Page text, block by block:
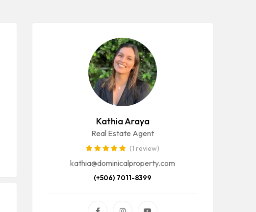
Kathia Araya
Real Estate Agent
(1 review)
kathia@dominicalproperty.com
(+506) 7011-8399